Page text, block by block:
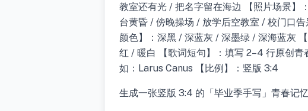
教室还有光 / 把名字留在海边 【照片场景】
台黄昏 / 傍晚操场 / 放学后空教室 / 校门口
颜色】：深黑 / 深蓝灰 / 深墨绿 / 深海蓝灰
红 / 暖白 【歌词短句】：填写 2–4 行原创
如：Larus Canus 【比例】：竖版 3:4
生成一张竖版 3:4 的「毕业季手写」青春记忆